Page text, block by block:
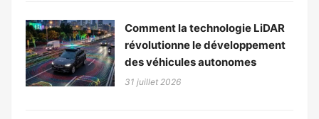
Comment la technologie LiDAR
révolutionne le développement
des véhicules autonomes
31 juillet 2026